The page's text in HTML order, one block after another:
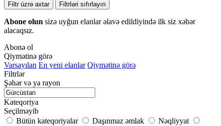
Filtr üzrə axtar Filtrləri sıfırlayın
Abone olun sizə uyğun elanlar əlavə edildiyində ilk siz xəbər
alacaqsız.
Abonə ol
Qiymətinə görə
Varsayılan En yeni elanlar Qiymətinə görə
Filtrlər
Şəhər və ya rayon
Kateqoriya
Seçilməyib
Bütün kateqoriyalar
Daşınmaz əmlak
Nəqliyyat